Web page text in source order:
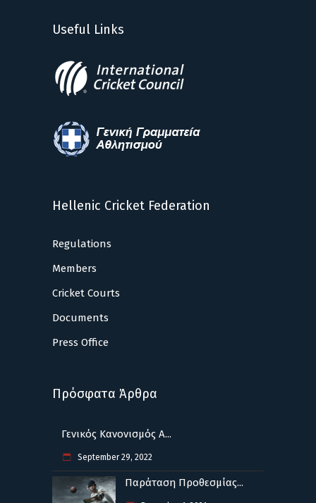
Useful Links
Hellenic Cricket Federation
Regulations
Members
Cricket Courts
Documents
Press Office
Πρόσφατα Άρθρα
Γενικός Κανονισμός Α...
September 29, 2022
Παράταση Προθεσμίας...